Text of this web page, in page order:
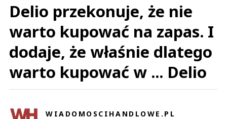
Delio przekonuje, że nie
warto kupować na zapas. I
dodaje, że właśnie dlatego
warto kupować w ... Delio
WIADOMOSCIHANDLOWE.PL